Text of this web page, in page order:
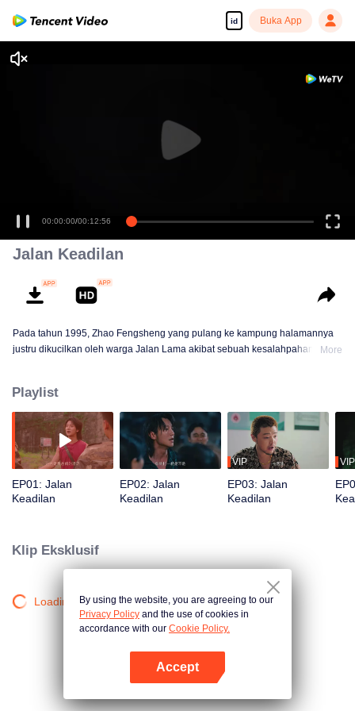
id Buka App
00:00:00/00:12:56
Jalan Keadilan
Pada tahun 1995, Zhao Fengsheng yang pulang ke kampung halamannya
justru dikucilkan oleh warga Jalan Lama akibat sebuah kesalahpahaman.
kejahatan dan kekuatan hitam, meredakan dendam serta konflik lama,
hingga akhirnya berhasil mempertahankan kedamaian tanah kelahiran
mereka.
More
Playlist
EP01: Jalan
Keadilan
EP02: Jalan
Keadilan
VIP
EP03: Jalan
Keadilan
VIP
Klip Eksklusif
Loading…By using the website, you are agreeing to our
Privacy Policy and the use of cookies in
accordance with our Cookie Policy.
Accept